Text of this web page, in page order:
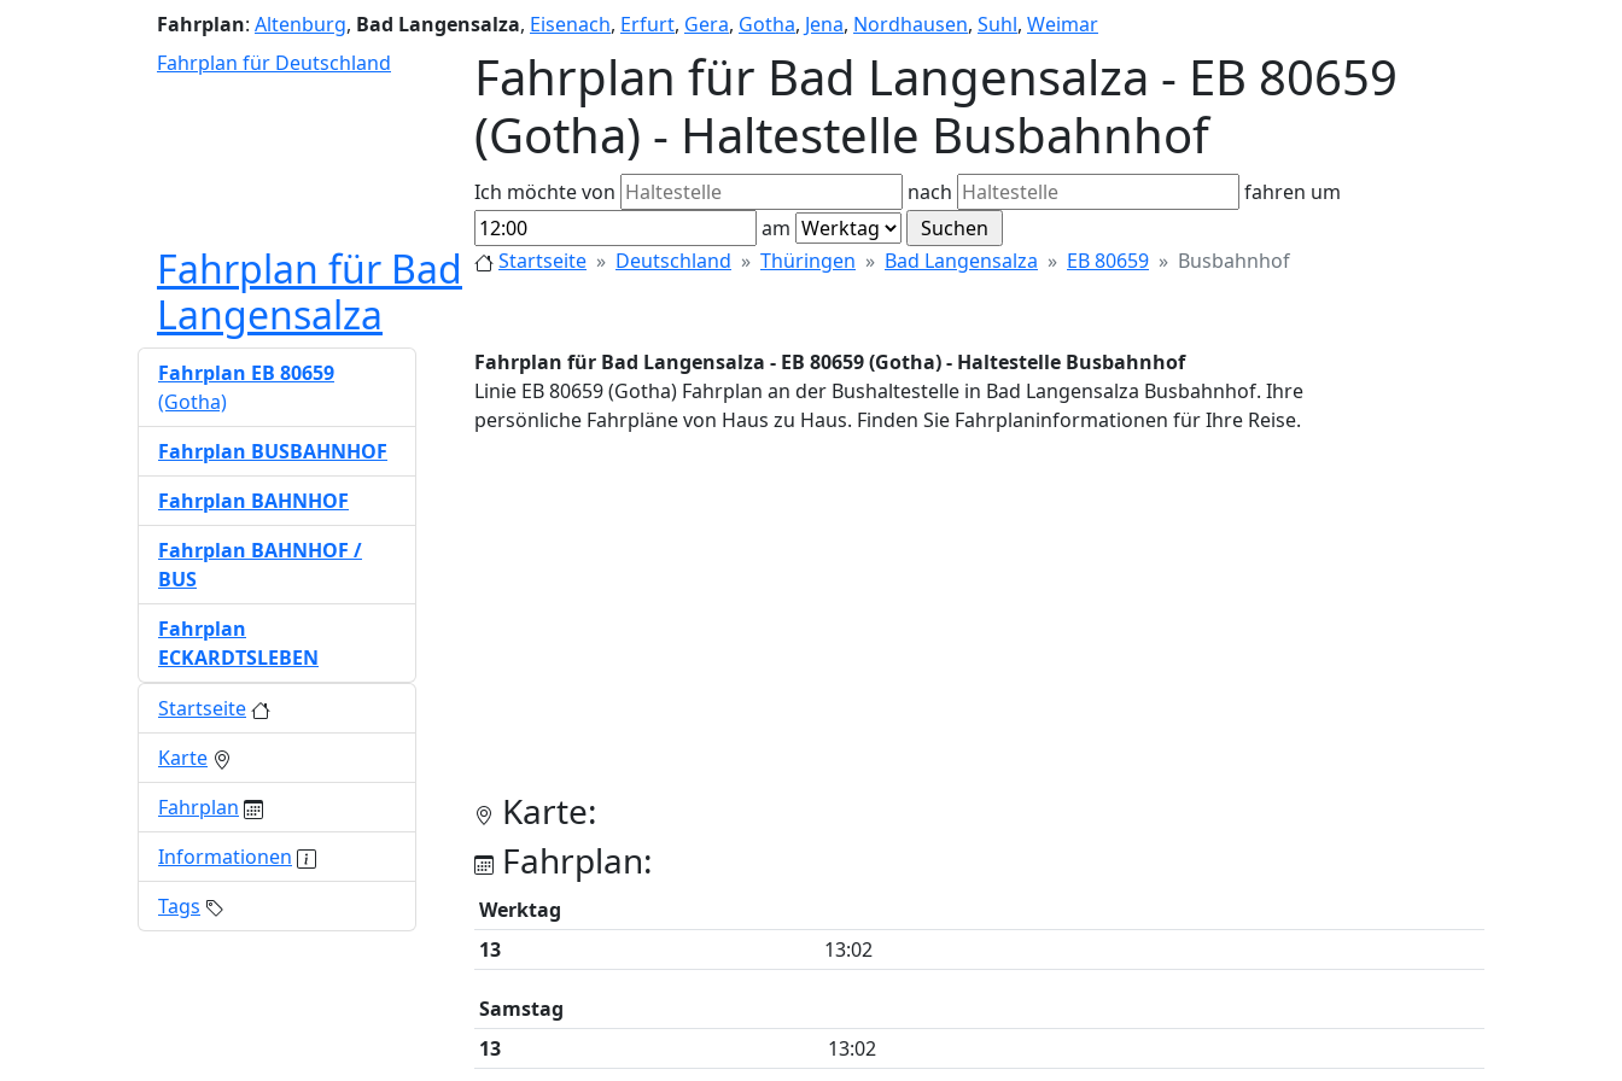
Fahrplan: Altenburg, Bad Langensalza, Eisenach, Erfurt, Gera, Gotha, Jena, Nordhausen, Suhl, Weimar
Fahrplan für Deutschland
Fahrplan für Bad Langensalza - EB 80659
(Gotha) - Haltestelle Busbahnhof
Ich möchte von nach
fahren um
am
Fahrplan für Bad
Langensalza
Startseite Deutschland Thüringen Bad Langensalza EB 80659 Busbahnhof
Fahrplan für Bad Langensalza - EB 80659 (Gotha) - Haltestelle Busbahnhof
Linie EB 80659 (Gotha) Fahrplan an der Bushaltestelle in Bad Langensalza Busbahnhof. Ihre
persönliche Fahrpläne von Haus zu Haus. Finden Sie Fahrplaninformationen für Ihre Reise.
Karte:
Fahrplan:
Werktag
13
13:02
Samstag
13
13:02
Fahrplan EB 80659
(Gotha)
Fahrplan BUSBAHNHOF
Fahrplan BAHNHOF
Fahrplan BAHNHOF /
BUS
Fahrplan
ECKARDTSLEBEN
Startseite
Karte
Fahrplan
Informationen
Tags